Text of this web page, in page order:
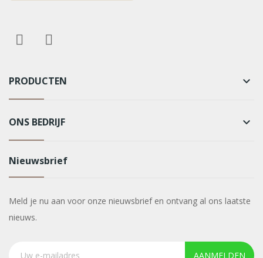
PRODUCTEN keyboard_arrow_down
ONS BEDRIJF keyboard_arrow_down
Nieuwsbrief
Meld je nu aan voor onze nieuwsbrief en ontvang al ons laatste
nieuws.
AANMELDEN